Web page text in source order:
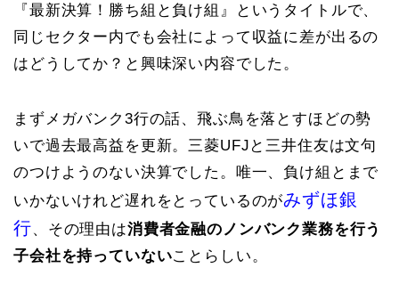
『最新決算！勝ち組と負け組』というタイトルで、
同じセクター内でも会社によって収益に差が出るの
はどうしてか？と興味深い内容でした。
まずメガバンク3行の話、飛ぶ鳥を落とすほどの勢
いで過去最高益を更新。三菱UFJと三井住友は文句
のつけようのない決算でした。唯一、負け組とまで
いかないけれど遅れをとっているのがみずほ銀
行、その理由は消費者金融のノンバンク業務を行う
子会社を持っていないことらしい。